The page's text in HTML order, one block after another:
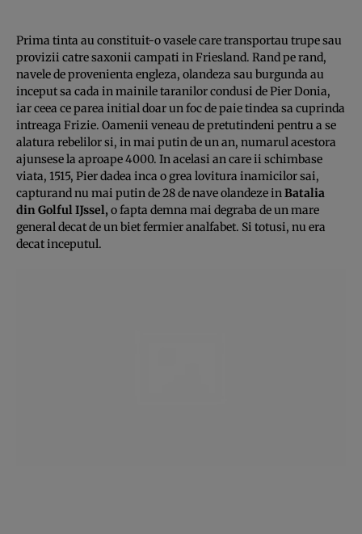
Prima tinta au constituit-o vasele care transportau trupe sau
provizii catre saxonii campati in Friesland. Rand pe rand,
navele de provenienta engleza, olandeza sau burgunda au
inceput sa cada in mainile taranilor condusi de Pier Donia,
iar ceea ce parea initial doar un foc de paie tindea sa cuprinda
intreaga Frizie. Oamenii veneau de pretutindeni pentru a se
alatura rebelilor si, in mai putin de un an, numarul acestora
ajunsese la aproape 4000. In acelasi an care ii schimbase
viata, 1515, Pier dadea inca o grea lovitura inamicilor sai,
capturand nu mai putin de 28 de nave olandeze inBatalia
din Golful Ĳssel,o fapta demna mai degraba de un mare
general decat de un biet fermier analfabet. Si totusi, nu era
decat inceputul.